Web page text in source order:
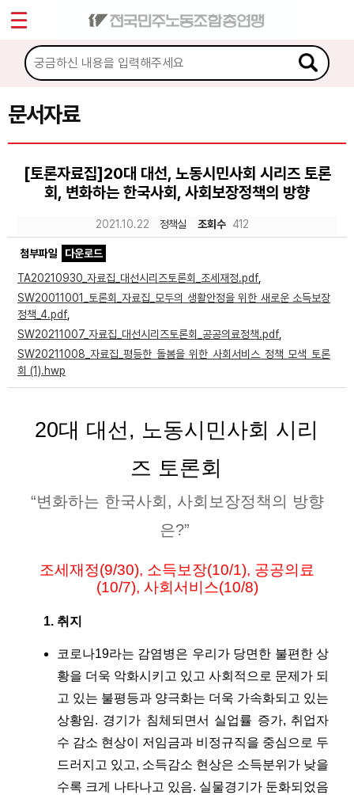
문서자료
[토론자료집]20대 대선, 노동시민사회 시리즈 토론
회, 변화하는 한국사회, 사회보장정책의 방향
2021.10.22 정책실 조회수 412
첨부파일
다운로드
TA20210930_자료집_대선시리즈토론회_조세재정.pdf
SW20011001_토론회_자료집_모두의 생활안정을 위한 새로운 소득보장
정책_4.pdf
SW20211007_자료집_대선시리즈토론회_공공의료정책.pdf
SW20211008_자료집_평등한 돌봄을 위한 사회서비스 정책 모색 토론
회 (1).hwp
20대 대선, 노동시민사회 시리
즈 토론회
“변화하는 한국사회, 사회보장정책의 방향
은?”
조세재정(9/30), 소득보장(10/1), 공공의료
(10/7), 사회서비스(10/8)
취지
코로나19라는 감염병은 우리가 당면한 불편한 상
황을 더욱 악화시키고 있고 사회적으로 문제가 되
고 있는 불평등과 양극화는 더욱 가속화되고 있는
상황임. 경기가 침체되면서 실업률 증가, 취업자
수 감소 현상이 저임금과 비정규직을 중심으로 두
드러지고 있고, 소득감소 현상은 소득분위가 낮을
수록 크게 나타나고 있음. 실물경기가 둔화되었음
마이페이지
소개
소식
문서자료
이미지자료
미디어자료
카드뉴스
부설기관
업무
Sketchbook5, 스케치북5
Sketchbook5, 스케치북5